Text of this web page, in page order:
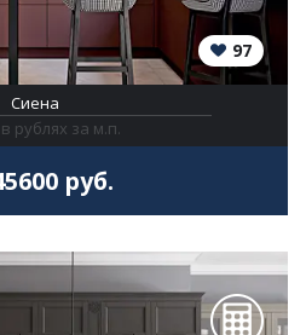
97
Сиена
рублях за м.п.
руб.